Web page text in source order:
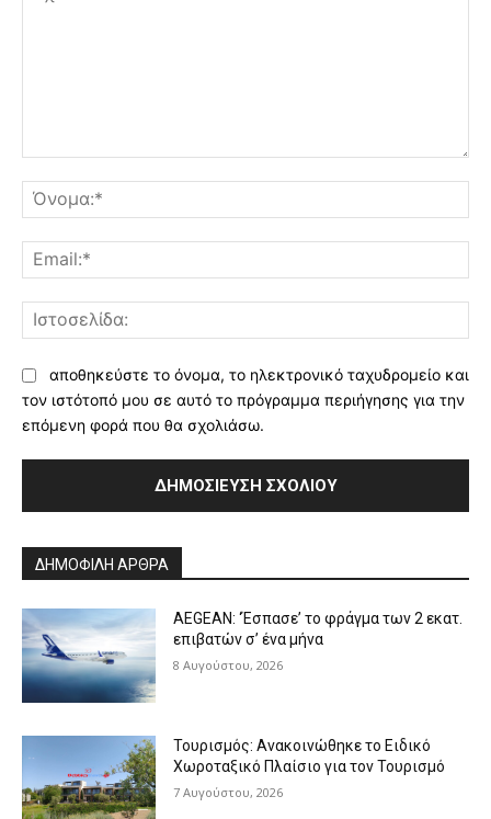
αποθηκεύστε το όνομα, το ηλεκτρονικό ταχυδρομείο και
τον ιστότοπό μου σε αυτό το πρόγραμμα περιήγησης για την
επόμενη φορά που θα σχολιάσω.
ΔΗΜΟΦΙΛΗ ΑΡΘΡΑ
AEGEAN: ‘Έσπασε’ το φράγμα των 2 εκατ.
επιβατών σ’ ένα μήνα
8 Αυγούστου, 2026
Τουρισμός: Ανακοινώθηκε το Ειδικό
Χωροταξικό Πλαίσιο για τον Τουρισμό
7 Αυγούστου, 2026